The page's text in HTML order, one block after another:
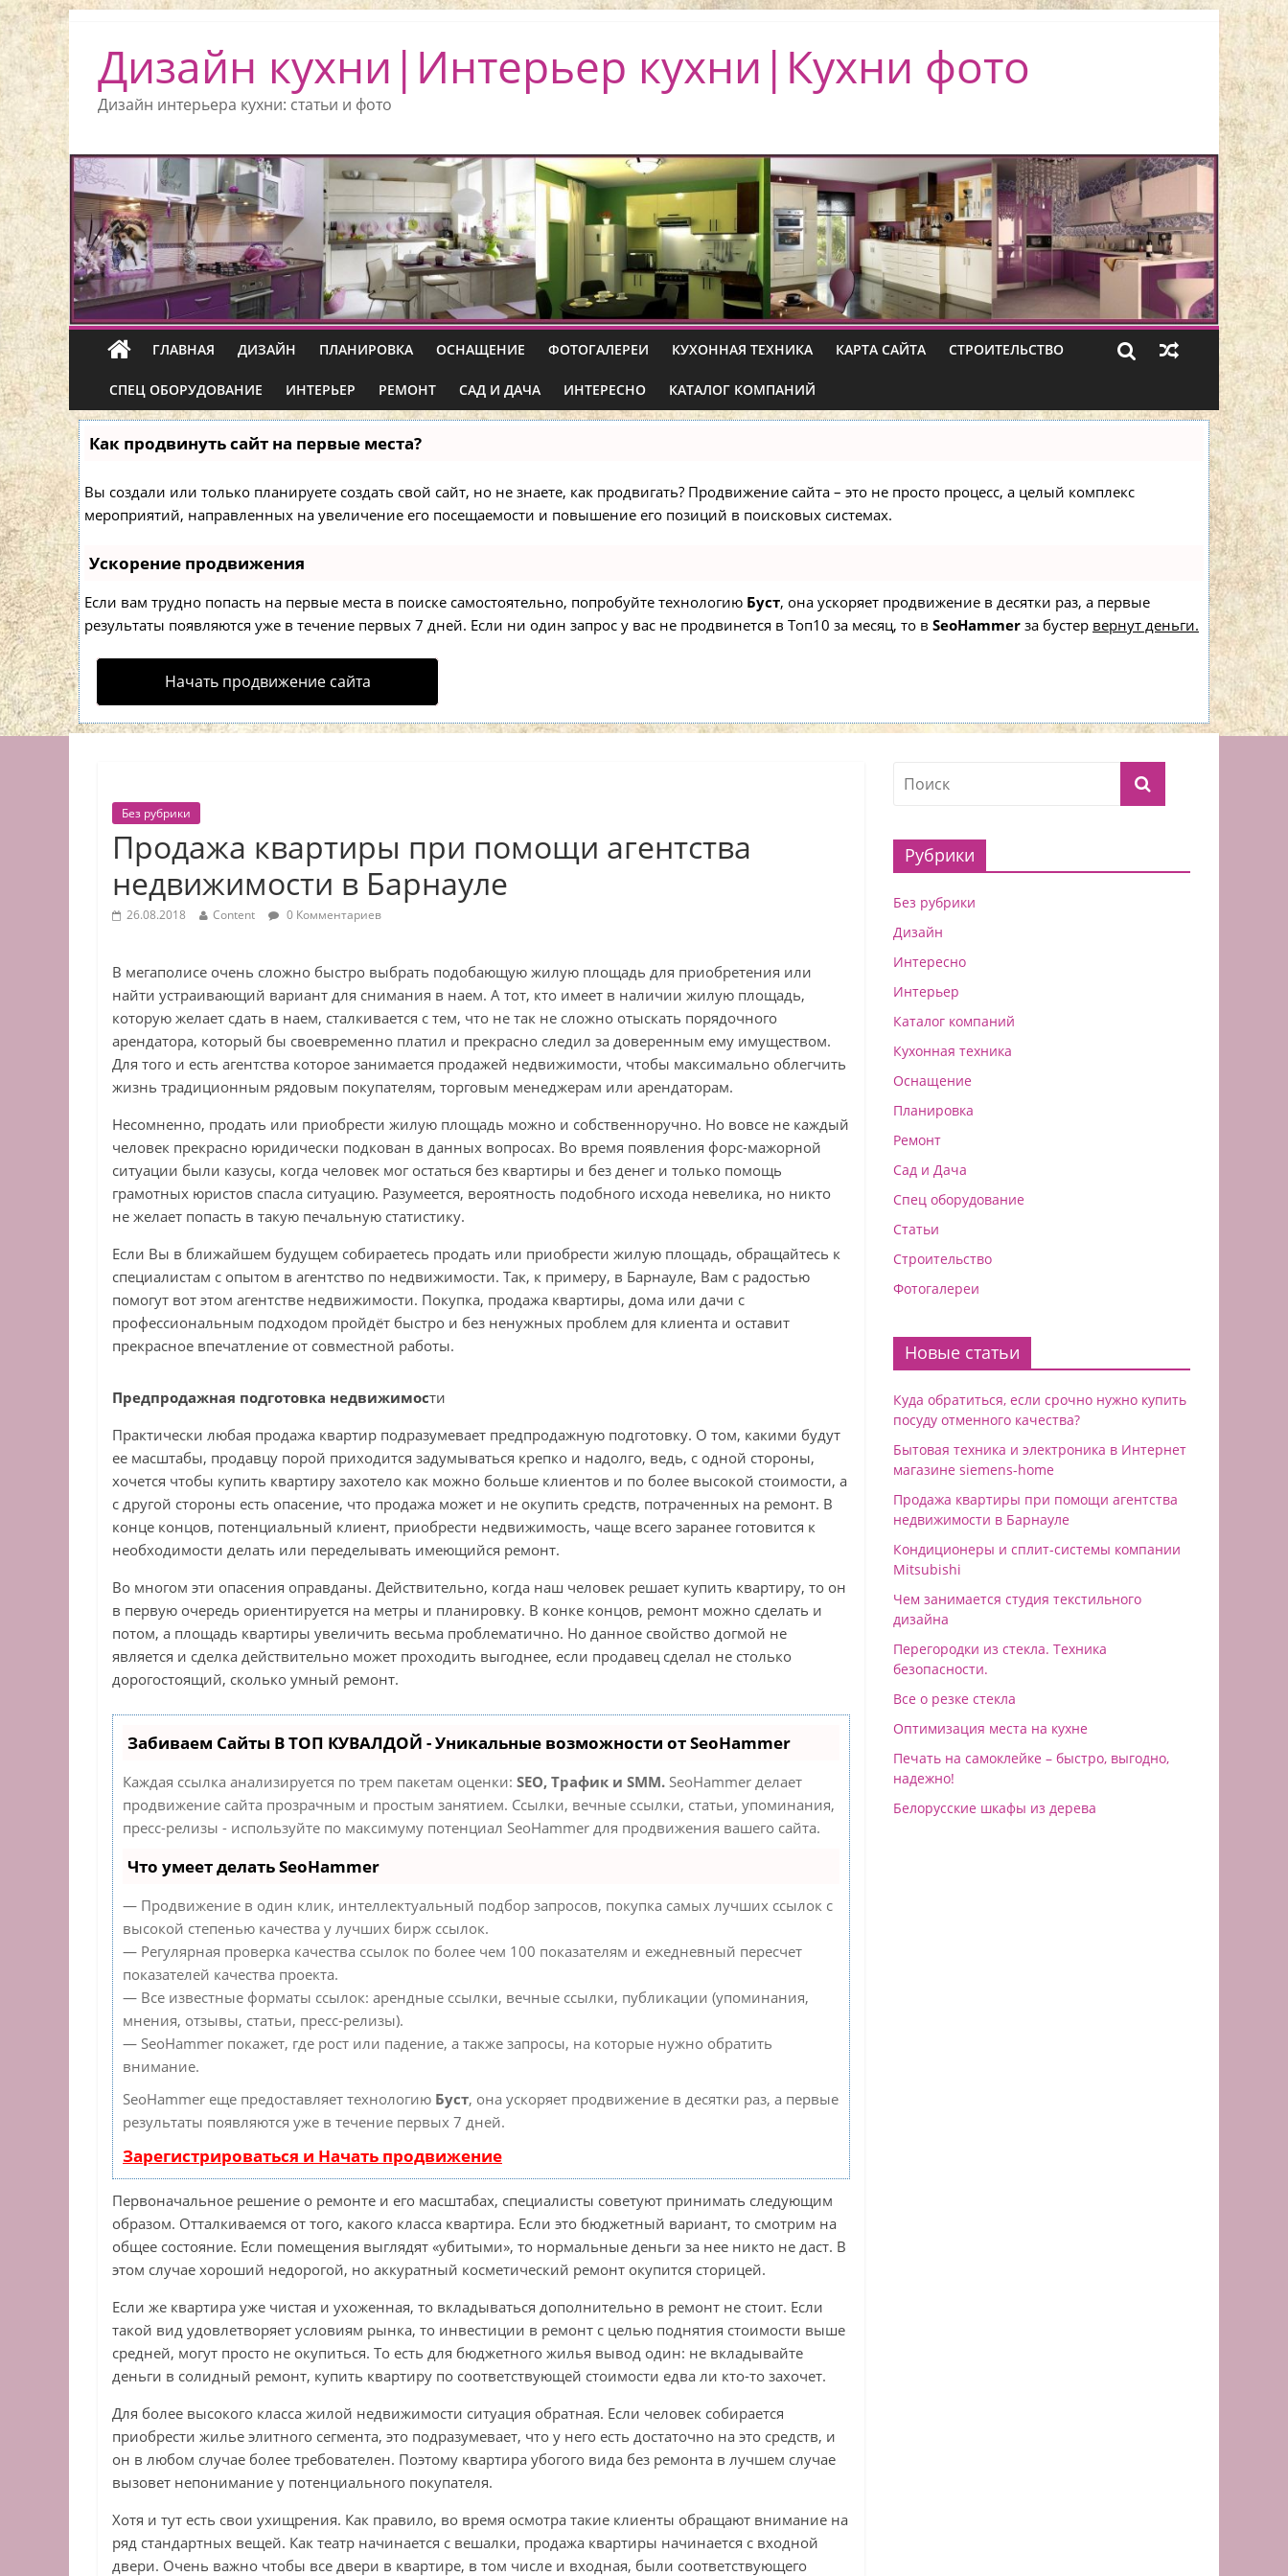
Дизайн кухни|Интерьер кухни|Кухни фото
Дизайн интерьера кухни: статьи и фото
ГЛАВНАЯ ДИЗАЙН ПЛАНИРОВКА ОСНАЩЕНИЕ ФОТОГАЛЕРЕИ КУХОННАЯ ТЕХНИКА КАРТА САЙТА СТРОИТЕЛЬСТВО
СПЕЦ ОБОРУДОВАНИЕ ИНТЕРЬЕР РЕМОНТ САД И ДАЧА ИНТЕРЕСНО КАТАЛОГ КОМПАНИЙ
Как продвинуть сайт на первые места?
Вы создали или только планируете создать свой сайт, но не знаете, как продвигать? Продвижение сайта – это не просто процесс, а целый комплекс
мероприятий, направленных на увеличение его посещаемости и повышение его позиций в поисковых системах.
Ускорение продвижения
Если вам трудно попасть на первые места в поиске самостоятельно, попробуйте технологию Буст, она ускоряет продвижение в десятки раз, а первые
результаты появляются уже в течение первых 7 дней. Если ни один запрос у вас не продвинется в Топ10 за месяц, то в SeoHammer за бустер вернут деньги.
Начать продвижение сайта
Без рубрики
Продажа квартиры при помощи агентства
недвижимости в Барнауле
26.08.2018 Content 0 Комментариев
В мегаполисе очень сложно быстро выбрать подобающую жилую площадь для приобретения или
найти устраивающий вариант для снимания в наем. А тот, кто имеет в наличии жилую площадь,
которую желает сдать в наем, сталкивается с тем, что не так не сложно отыскать порядочного
арендатора, который бы своевременно платил и прекрасно следил за доверенным ему имуществом.
Для того и есть агентства которое занимается продажей недвижимости, чтобы максимально облегчить
жизнь традиционным рядовым покупателям, торговым менеджерам или арендаторам.
Несомненно, продать или приобрести жилую площадь можно и собственноручно. Но вовсе не каждый
человек прекрасно юридически подкован в данных вопросах. Во время появления форс-мажорной
ситуации были казусы, когда человек мог остаться без квартиры и без денег и только помощь
грамотных юристов спасла ситуацию. Разумеется, вероятность подобного исхода невелика, но никто
не желает попасть в такую печальную статистику.
Если Вы в ближайшем будущем собираетесь продать или приобрести жилую площадь, обращайтесь к
специалистам с опытом в агентство по недвижимости. Так, к примеру, в Барнауле, Вам с радостью
помогут вот этом агентстве недвижимости. Покупка, продажа квартиры, дома или дачи с
профессиональным подходом пройдёт быстро и без ненужных проблем для клиента и оставит
прекрасное впечатление от совместной работы.
Предпродажная подготовка недвижимости
Практически любая продажа квартир подразумевает предпродажную подготовку. О том, какими будут
ее масштабы, продавцу порой приходится задумываться крепко и надолго, ведь, с одной стороны,
хочется чтобы купить квартиру захотело как можно больше клиентов и по более высокой стоимости, а
с другой стороны есть опасение, что продажа может и не окупить средств, потраченных на ремонт. В
конце концов, потенциальный клиент, приобрести недвижимость, чаще всего заранее готовится к
необходимости делать или переделывать имеющийся ремонт.
Во многом эти опасения оправданы. Действительно, когда наш человек решает купить квартиру, то он
в первую очередь ориентируется на метры и планировку. В конке концов, ремонт можно сделать и
потом, а площадь квартиры увеличить весьма проблематично. Но данное свойство догмой не
является и сделка действительно может проходить выгоднее, если продавец сделал не столько
дорогостоящий, сколько умный ремонт.
Забиваем Сайты В ТОП КУВАЛДОЙ - Уникальные возможности от SeoHammer
Каждая ссылка анализируется по трем пакетам оценки: SEO, Трафик и SMM. SeoHammer делает
продвижение сайта прозрачным и простым занятием. Ссылки, вечные ссылки, статьи, упоминания,
пресс-релизы - используйте по максимуму потенциал SeoHammer для продвижения вашего сайта.
Что умеет делать SeoHammer
— Продвижение в один клик, интеллектуальный подбор запросов, покупка самых лучших ссылок с
высокой степенью качества у лучших бирж ссылок.
— Регулярная проверка качества ссылок по более чем 100 показателям и ежедневный пересчет
показателей качества проекта.
— Все известные форматы ссылок: арендные ссылки, вечные ссылки, публикации (упоминания,
мнения, отзывы, статьи, пресс-релизы).
— SeoHammer покажет, где рост или падение, а также запросы, на которые нужно обратить
внимание.
SeoHammer еще предоставляет технологию Буст, она ускоряет продвижение в десятки раз, а первые
результаты появляются уже в течение первых 7 дней.
Зарегистрироваться и Начать продвижение
Первоначальное решение о ремонте и его масштабах, специалисты советуют принимать следующим
образом. Отталкиваемся от того, какого класса квартира. Если это бюджетный вариант, то смотрим на
общее состояние. Если помещения выглядят «убитыми», то нормальные деньги за нее никто не даст. В
этом случае хороший недорогой, но аккуратный косметический ремонт окупится сторицей.
Если же квартира уже чистая и ухоженная, то вкладываться дополнительно в ремонт не стоит. Если
такой вид удовлетворяет условиям рынка, то инвестиции в ремонт с целью поднятия стоимости выше
средней, могут просто не окупиться. То есть для бюджетного жилья вывод один: не вкладывайте
деньги в солидный ремонт, купить квартиру по соответствующей стоимости едва ли кто-то захочет.
Для более высокого класса жилой недвижимости ситуация обратная. Если человек собирается
приобрести жилье элитного сегмента, это подразумевает, что у него есть достаточно на это средств, и
он в любом случае более требователен. Поэтому квартира убогого вида без ремонта в лучшем случае
вызовет непонимание у потенциального покупателя.
Хотя и тут есть свои ухищрения. Как правило, во время осмотра такие клиенты обращают внимание на
ряд стандартных вещей. Как театр начинается с вешалки, продажа квартиры начинается с входной
двери. Очень важно чтобы все двери в квартире, в том числе и входная, были соответствующего
Рубрики
Без рубрики
Дизайн
Интересно
Интерьер
Каталог компаний
Кухонная техника
Оснащение
Планировка
Ремонт
Сад и Дача
Спец оборудование
Статьи
Строительство
Фотогалереи
Новые статьи
Куда обратиться, если срочно нужно купить
посуду отменного качества?
Бытовая техника и электроника в Интернет
магазине siemens-home
Продажа квартиры при помощи агентства
недвижимости в Барнауле
Кондиционеры и сплит-системы компании
Mitsubishi
Чем занимается студия текстильного
дизайна
Перегородки из стекла. Техника
безопасности.
Все о резке стекла
Оптимизация места на кухне
Печать на самоклейке – быстро, выгодно,
надежно!
Белорусские шкафы из дерева